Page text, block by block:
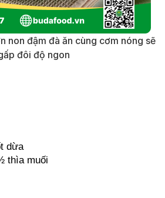
non đậm đà ăn cùng cơm nóng sẽ
đôi độ ngon
dừa
thìa muối